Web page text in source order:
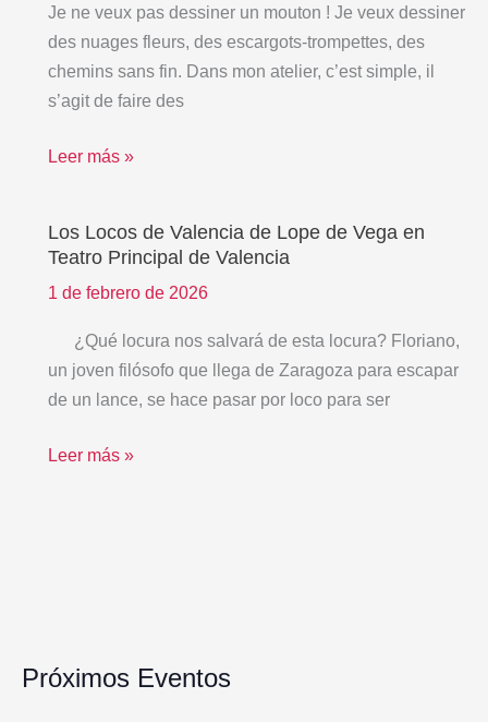
Próximos Eventos
Je ne veux pas dessiner un mouton ! Je veux dessiner
des nuages fleurs, des escargots-trompettes, des
chemins sans fin. Dans mon atelier, c’est simple, il
s’agit de faire des
dessiner
un
mouton!
(Estrasburgo,
Leer más »
Los Locos de Valencia de Lope de Vega en
Teatro Principal de Valencia
1 de febrero de 2026
¿Qué locura nos salvará de esta locura? Floriano,
un joven filósofo que llega de Zaragoza para escapar
de un lance, se hace pasar por loco para ser
Los
Locos
de
Lope
de
Leer más »